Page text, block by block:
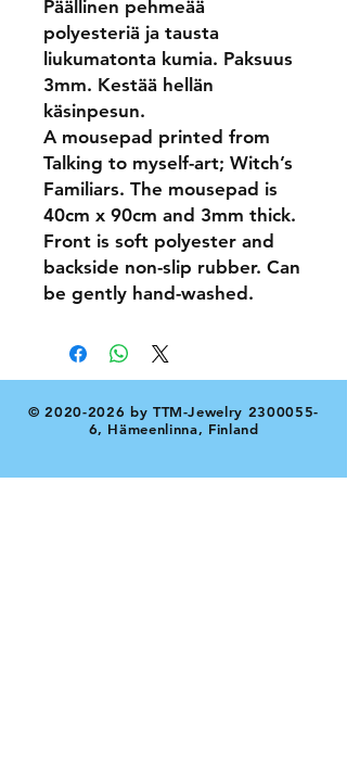
Päällinen pehmeää
polyesteriä ja tausta
liukumatonta kumia. Paksuus
3mm. Kestää hellän
käsinpesun.
A mousepad printed from
Talking to myself-art; Witch’s
Familiars. The mousepad is
40cm x 90cm and 3mm thick.
Front is soft polyester and
backside non-slip rubber. Can
be gently hand-washed.
©2020-2026 by TTM-Jewelry 2300055-
6, Hämeenlinna, Finland